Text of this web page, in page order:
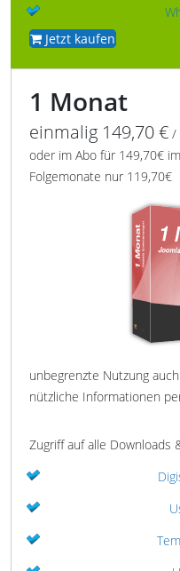
Jetzt kaufen
1 Monat
einmalig 149,70 € /
oder im Abo für 149,70€
Folgemonate nur 119,70€
unbegrenzte Nutzung
nützliche Informationen
Zugriff auf alle Downloads